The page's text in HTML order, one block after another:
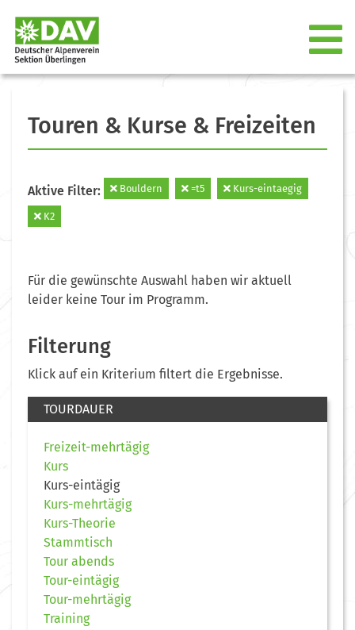
Touren & Kurse & Freizeiten
Aktive Filter: Bouldern =t5 Kurs-eintaegig
K2
Für die gewünschte Auswahl haben wir aktuell
leider keine Tour im Programm.
Filterung
Klick auf ein Kriterium filtert die Ergebnisse.
TOURDAUER
Freizeit-mehrtägig
Kurs
Kurs-eintägig
Kurs-mehrtägig
Kurs-Theorie
Stammtisch
Tour abends
Tour-eintägig
Tour-mehrtägig
Training